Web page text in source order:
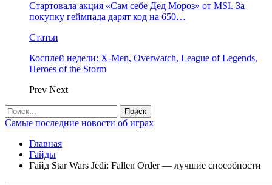
Стартовала акция «Сам себе Дед Мороз» от MSI. За
покупку геймпада дарят код на 650…
Статьи
Косплей недели: X-Men, Overwatch, League of Legends,
Heroes of the Storm
Prev Next
Самые последние новости об играх
Главная
Гайды
Гайд Star Wars Jedi: Fallen Order — лучшие способности